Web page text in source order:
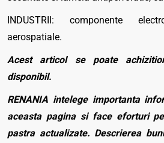
INDUSTRII: componente
aerospatiale.
Acest articol se poate
disponibil.
RENANIA intelege importanta
aceasta pagina si face eforturi
pastra actualizate. Descrierea